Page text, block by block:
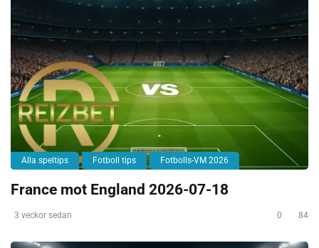
Alla speltips Fotboll tips Fotbolls-VM 2026
France mot England 2026-07-18
3 veckor sedan 0 84